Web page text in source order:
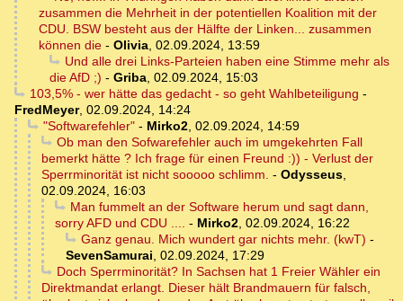
zusammen die Mehrheit in der potentiellen Koalition mit der
CDU. BSW besteht aus der Hälfte der Linken... zusammen
können die - Olivia, 02.09.2024, 13:59
Und alle drei Links-Parteien haben eine Stimme mehr als
die AfD ;) - Griba, 02.09.2024, 15:03
103,5% - wer hätte das gedacht - so geht Wahlbeteiligung -
FredMeyer, 02.09.2024, 14:24
"Softwarefehler"- Mirko2, 02.09.2024, 14:59
Ob man den Sofwarefehler auch im umgekehrten Fall
bemerkt hätte ? Ich frage für einen Freund :)) - Verlust der
Sperrminorität ist nicht sooooo schlimm. - Odysseus,
02.09.2024, 16:03
Man fummelt an der Software herum und sagt dann,
sorry AFD und CDU .... - Mirko2, 02.09.2024, 16:22
Ganz genau. Mich wundert gar nichts mehr. (kwT) -
SevenSamurai, 02.09.2024, 17:29
Doch Sperrminorität? In Sachsen hat 1 Freier Wähler ein
Direktmandat erlangt. Dieser hält Brandmauern für falsch,